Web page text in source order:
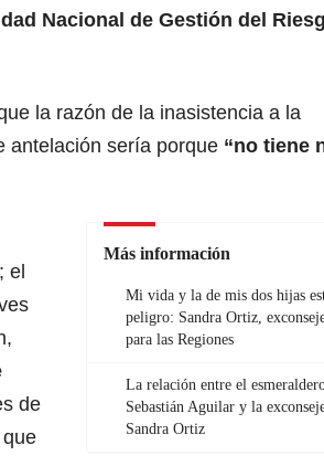
Nacional de Gestión del
la razón de la inasistencia a la
antelación sería porque “no tiene
Más información
Mi vida y la de mis dos hijas
peligro: Sandra Ortiz,
para las Regiones
La relación entre el
Sebastián Aguilar y la
Sandra Ortiz
el
de